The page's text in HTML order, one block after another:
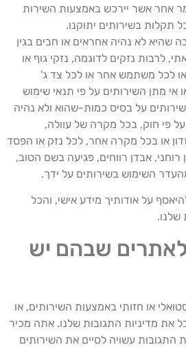
אחר אשר יירכש באמצעות השירות
לא נהיה אחראים או חבים בגין
לרבות נזקים לדוגמה, נזקי גוף או
לכל משתמש אחר או לכל צד ג'
מתן השירותים על פי תנאי שימוש
על בסיס כמות-שהוא ולא נהיה
חוק, בכל מקרה של עוולה,
או בכל מקרה אחר, לכל נזק או הפסד
אבדן רווחים, פגיעה בשם הטוב,
השימוש בשירותים על ידך.
על אודותיך מידע אישי, והכל
שבהם יש
או חזותי באמצעות השירותים, או
מדיניות התגובות שלנו. אתה מכיר
עשויה לסיים את השירותים